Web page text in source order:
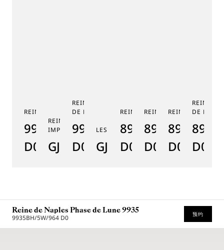
REINE DE NAPLES 9915
9915BB/58/964
D0
REINE DE NAPLES PERLES
IMPÉRIALES
GJ29BH89254DD5J4
REINE DE NAPLES PHASE
DE LUNE 9935
9935BH/4Y/J40
D0
LES JARDINS DU PETIT TRIANON
GJE25BH20.8985DB
REINE DE NAPLES 8925
8925BH/5W/J40
D0
REINE DE NAPLES 8918
8918BB/5D/
D0
REINE DE
8938BB/
D0
REINE
DE LUNE
D000
Reine de Naples Phase de Lune 9935
9935BH/5W/964 D0 预约